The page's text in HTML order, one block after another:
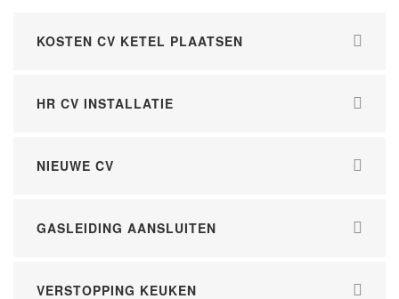
KOSTEN CV KETEL PLAATSEN
HR CV INSTALLATIE
NIEUWE CV
GASLEIDING AANSLUITEN
VERSTOPPING KEUKEN